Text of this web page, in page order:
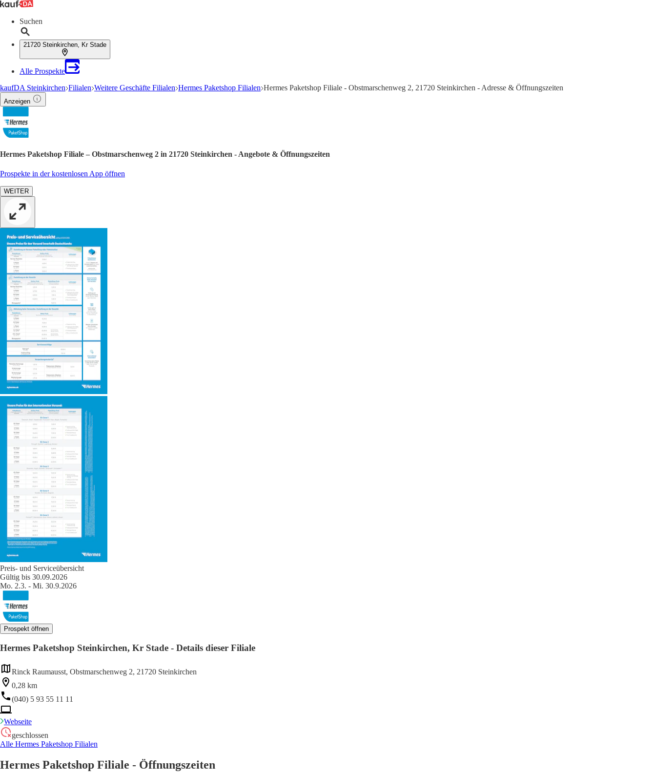
Suchen
21720 Steinkirchen, Kr Stade
Alle Prospekte
kaufDA Steinkirchen Filialen Weitere Geschäfte Filialen Hermes Paketshop Filialen Hermes Paketshop Filiale - Obstmarschenweg 2, 21720 Steinkirchen - Adresse & Öffnungszeiten
Anzeigen
Hermes Paketshop Filiale – Obstmarschenweg 2 in 21720 Steinkirchen - Angebote & Öffnungszeiten
Prospekte in der kostenlosen App öffnen
WEITER
Preis- und Serviceübersicht
Gültig bis 30.09.2026
Mo. 2.3. - Mi. 30.9.2026
Prospekt öffnen
Hermes Paketshop Steinkirchen, Kr Stade - Details dieser Filiale
Rinck Raumausst, Obstmarschenweg 2, 21720 Steinkirchen
0,28 km
(040) 5 93 55 11 11
Webseite
geschlossen
Alle Hermes Paketshop Filialen
Hermes Paketshop Filiale - Öffnungszeiten